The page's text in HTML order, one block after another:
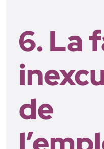
6. La
de